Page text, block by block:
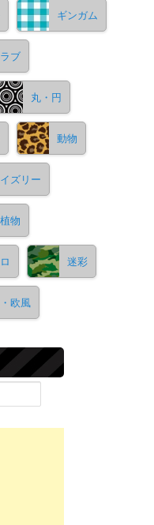
ギンガム
ブ
丸・円
動物
ズリー
植物
迷彩
欧風